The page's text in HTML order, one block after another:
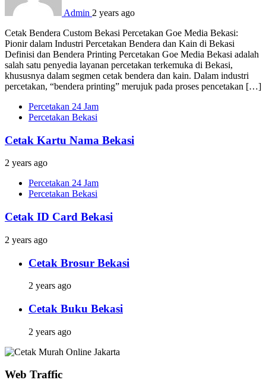
Admin 2 years ago
Cetak Bendera Custom Bekasi Percetakan Goe Media Bekasi:
Pionir dalam Industri Percetakan Bendera dan Kain di Bekasi
Definisi dan Bendera Printing Percetakan Goe Media Bekasi adalah
salah satu penyedia layanan percetakan terkemuka di Bekasi,
khususnya dalam segmen cetak bendera dan kain. Dalam industri
percetakan, “bendera printing” merujuk pada proses pencetakan […]
Percetakan 24 Jam
Percetakan Bekasi
Cetak Kartu Nama Bekasi
2 years ago
Percetakan 24 Jam
Percetakan Bekasi
Cetak ID Card Bekasi
2 years ago
Cetak Brosur Bekasi
2 years ago
Cetak Buku Bekasi
2 years ago
Web Traffic